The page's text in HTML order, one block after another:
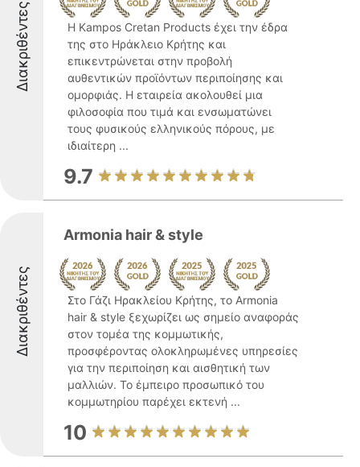
Διακριθέντες
Η Kampos Cretan Products έχει την έδρα
της στο Ηράκλειο Κρήτης και
επικεντρώνεται στην προβολή
αυθεντικών προϊόντων περιποίησης και
ομορφιάς. Η εταιρεία ακολουθεί μια
φιλοσοφία που τιμά και ενσωματώνει
τους φυσικούς ελληνικούς πόρους, με
ιδιαίτερη ...
9.7
Διακριθέντες
Armonia hair & style
Στο Γάζι Ηρακλείου Κρήτης, το Armonia
hair & style ξεχωρίζει ως σημείο αναφοράς
στον τομέα της κομμωτικής,
προσφέροντας ολοκληρωμένες υπηρεσίες
για την περιποίηση και αισθητική των
μαλλιών. Το έμπειρο προσωπικό του
κομμωτηρίου παρέχει εκτενή ...
10